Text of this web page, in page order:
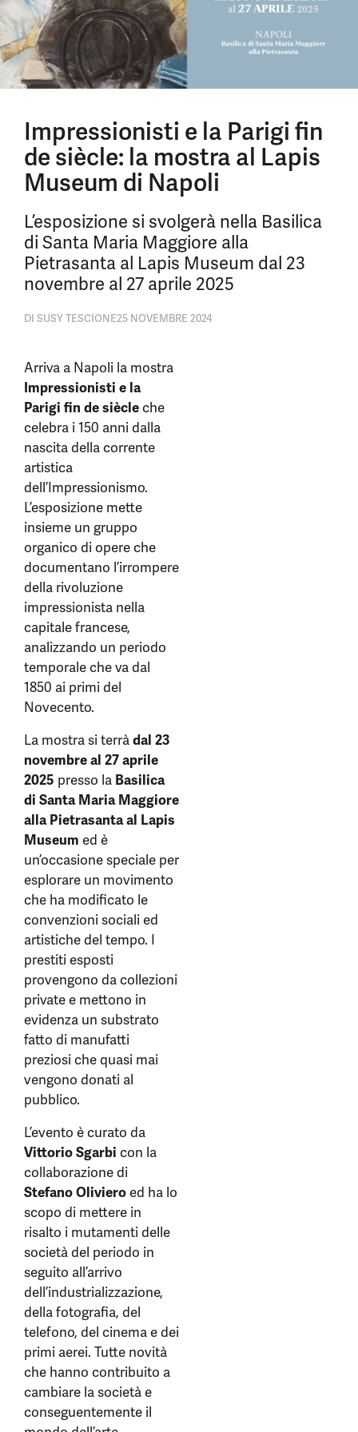
Impressionisti e la Parigi fin
de siècle: la mostra al Lapis
Museum di Napoli
L’esposizione si svolgerà nella Basilica
di Santa Maria Maggiore alla
Pietrasanta al Lapis Museum dal 23
novembre al 27 aprile 2025
DI SUSY TESCIONE25 NOVEMBRE 2024
Arriva a Napoli la mostra
Impressionisti e la
Parigi fin de siècleche
celebra i 150 anni dalla
nascita della corrente
artistica
dell’Impressionismo.
L’esposizione mette
insieme un gruppo
organico di opere che
documentano l’irrompere
della rivoluzione
impressionista nella
capitale francese,
analizzando un periodo
temporale che va dal
1850 ai primi del
Novecento.
La mostra si terràdal 23
novembre al 27 aprile
2025 presso la Basilica
di Santa Maria Maggiore
alla Pietrasantaal Lapis
Museum ed è
un’occasione speciale per
esplorare un movimento
che ha modificato le
convenzioni sociali ed
artistiche del tempo. I
prestiti esposti
provengono da collezioni
private e mettono in
evidenza un substrato
fatto di manufatti
preziosi che quasi mai
vengono donati al
pubblico.
L’evento è curato da
Vittorio Sgarbi con la
collaborazione di
Stefano Olivieroed ha lo
scopo di mettere in
risalto i mutamenti delle
società del periodo in
seguito all’arrivo
dell’industrializzazione,
della fotografia, del
telefono, del cinema e dei
primi aerei. Tutte novità
che hanno contribuito a
cambiare la società e
conseguentemente il